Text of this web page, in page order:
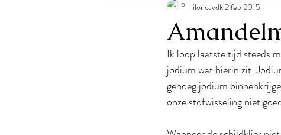
Sap & Pulp recepten
Taart & Cake
iloncavdk2 feb 2015
Ik loop laatste tijd steeds
jodium wat hierin zit.
genoeg jodium
onze stofwisseling niet